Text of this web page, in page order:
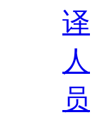
译
人
员